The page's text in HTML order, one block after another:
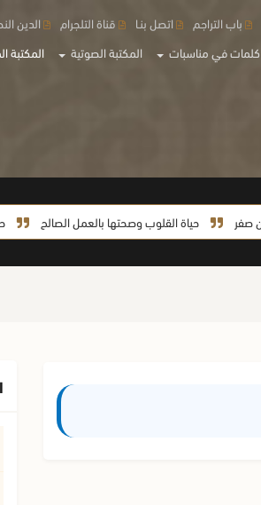
كلمات في مناسبات المكتبة الصوتية المكتبة
باب التراجم اتصل بنـا قناة التلجرام الدين
حياة القلوب وصحتها بالعمل الصالح حياة